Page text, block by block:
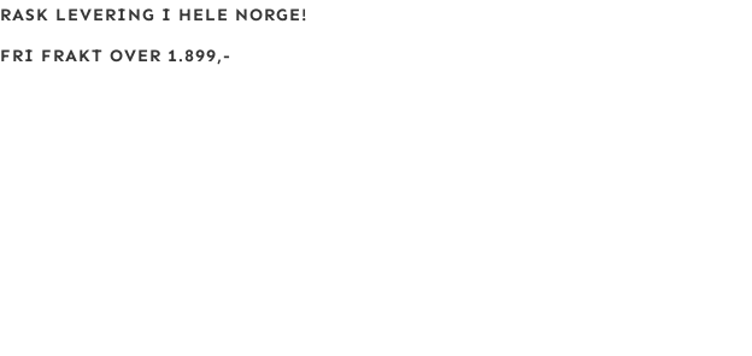
RASK LEVERING I HELE NORGE!
FRI FRAKT OVER 1.899,-